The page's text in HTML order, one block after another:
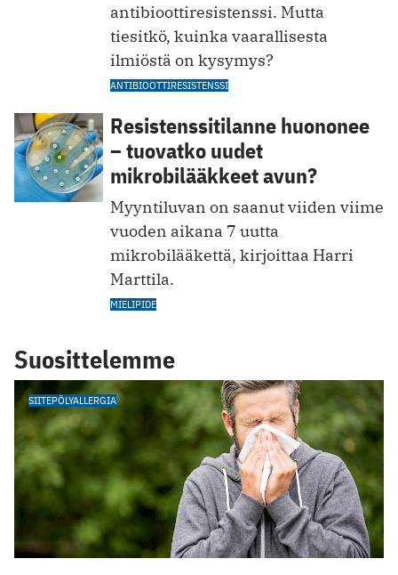
antibioottiresistenssi. Mutta
tiesitkö, kuinka vaarallisesta
ilmiöstä on kysymys?
ANTIBIOOTTIRESISTENSSI
Resistenssitilanne huononee
– tuovatko uudet
mikrobilääkkeet avun?
Myyntiluvan on saanut viiden viime
vuoden aikana 7 uutta
mikrobilääkettä, kirjoittaa Harri
Marttila.
MIELIPIDE
Suosittelemme
SIITEPÖLYALLERGIA